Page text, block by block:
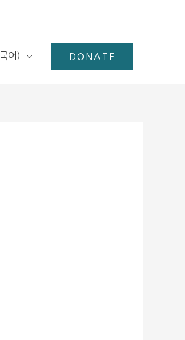
어 ) DONATE